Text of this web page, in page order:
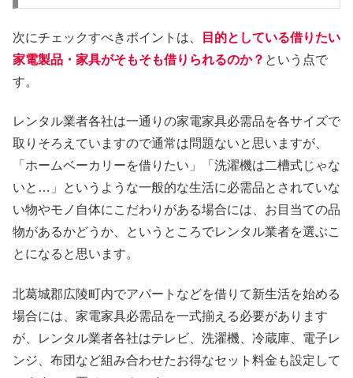
次にチェックすべきポイントは、
目的としている借りたい
家電製品・家具がそもそも借りられるのか？ という点で
す。
レンタル業者各社は一通りの家電家具必需品を各サイズで
取りそろえていますので通常は問題ないと思いますが、
「ホームベーカリーを借りたい」「洗濯機は二槽式じゃな
いと…」というような一般的な生活に必需品とされていな
い物やモノ自体にこだわりがある場合には、お目当ての品
物があるかどうか、というところでレンタル業者を選ぶこ
とになると思います。
北葛城郡広陵町内でアパートなどを借りて新生活を始める
場合には、家電家具必需品を一式揃える必要があります
が、レンタル業者各社はテレビ、洗濯機、冷蔵庫、電子レ
ンジ、布団など組み合わせたお得なセット料金も設定して